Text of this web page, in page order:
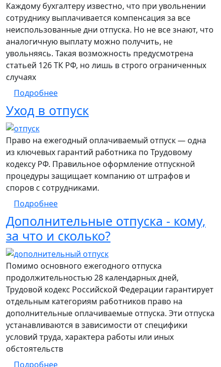
Каждому бухгалтеру известно, что при увольнении
сотруднику выплачивается компенсация за все
неиспользованные дни отпуска. Но не все знают, что
аналогичную выплату можно получить, не
увольняясь. Такая возможность предусмотрена
статьей 126 ТК РФ, но лишь в строго ограниченных
случаях
Подробнеео Когда отпуск можно заменить
Уход в отпуск
Право на ежегодный оплачиваемый отпуск — одна
из ключевых гарантий работника по Трудовому
кодексу РФ. Правильное оформление отпускной
процедуры защищает компанию от штрафов и
споров с сотрудниками.
Подробнеео Уход в отпуск
Дополнительные отпуска - кому,
за что и сколько?
Помимо основного ежегодного отпуска
продолжительностью 28 календарных дней,
Трудовой кодекс Российской Федерации гарантирует
отдельным категориям работников право на
дополнительные оплачиваемые отпуска. Эти отпуска
устанавливаются в зависимости от специфики
условий труда, характера работы или иных
обстоятельств
Подробнеео Дополнительные отпуска - кому, за что